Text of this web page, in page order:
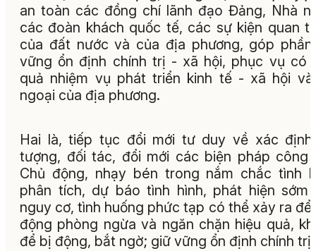
an toàn các đồng chí lãnh đạo Đảng, Nhà
các đoàn khách quốc tế, các sự kiện quan
của đất nước và của địa phương, góp
vững ổn định chính trị - xã hội, phục vụ có
quả nhiệm vụ phát triển kinh tế - xã hội
ngoại của địa phương.
Hai là, tiếp tục đổi mới tư duy về xác
tượng, đối tác, đổi mới các biện pháp công
Chủ động, nhạy bén trong nắm chắc tình
phân tích, dự báo tình hình, phát hiện sớm
nguy cơ, tình huống phức tạp có thể xảy ra để
động phòng ngừa và ngăn chặn hiệu quả,
để bị động, bắt ngờ; giữ vững ổn định chính